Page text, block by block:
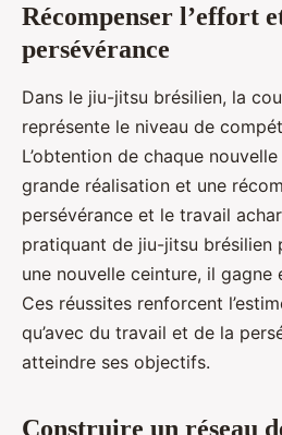
Récompenser l’effort
persévérance
Dans le jiu-jitsu brésilien, la
représente le niveau de
L’obtention de chaque
grande réalisation et une
persévérance et le travail
pratiquant de jiu-jitsu brésilien
une nouvelle ceinture, il gagne
Ces réussites renforcent
qu’avec du travail et de la
atteindre ses objectifs.
Construire un réseau